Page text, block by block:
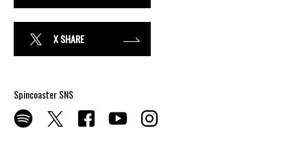
X SHARE
Spincoaster SNS